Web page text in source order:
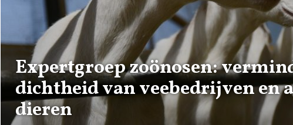
Expertgroep zoönosen:
dichtheid van veebedrijven en
dieren